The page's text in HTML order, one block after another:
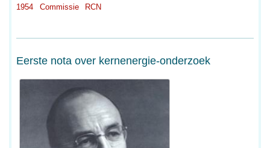
1954
Commissie RCN
Eerste nota over kernenergie-onderzoek